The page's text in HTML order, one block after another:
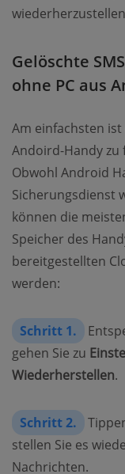
Gelöschte
ohne PC aus
Am einfachsten
Andoird-Handy zu
Obwohl Android
Sicherungsdienst
können die
Speicher des
bereitgestellten
werden:
Schritt 1.
gehen Sie zu
Wiederherstellen.
Schritt 2.
stellen Sie es
Nachrichten.